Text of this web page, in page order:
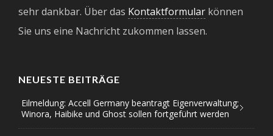
sehr dankbar. Über das Kontaktformular können
Sie uns eine Nachricht zukommen lassen.
NEUESTE BEITRÄGE
Eilmeldung: Accell Germany beantragt Eigenverwaltung;
Winora, Haibike und Ghost sollen fortgeführt werden